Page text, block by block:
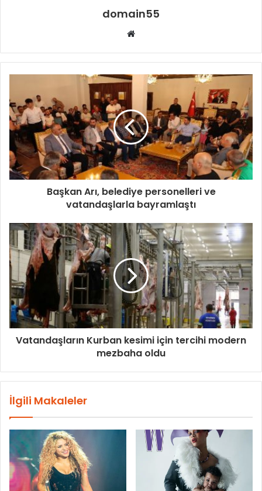
domain55
Web
Başkan Arı, belediye personelleri ve
vatandaşlarla bayramlaştı
Vatandaşların Kurban kesimi için tercihi modern
mezbaha oldu
İlgili Makaleler